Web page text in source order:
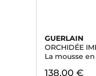
GUERLAIN
ORCHIDÉE
La mousse
138,00 €